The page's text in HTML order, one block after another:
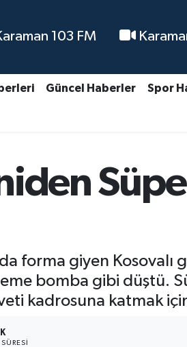
103 FM
Güncel Haberler Spor
forma giyen Kosovalı
bomba gibi düştü.
kadrosuna katmak